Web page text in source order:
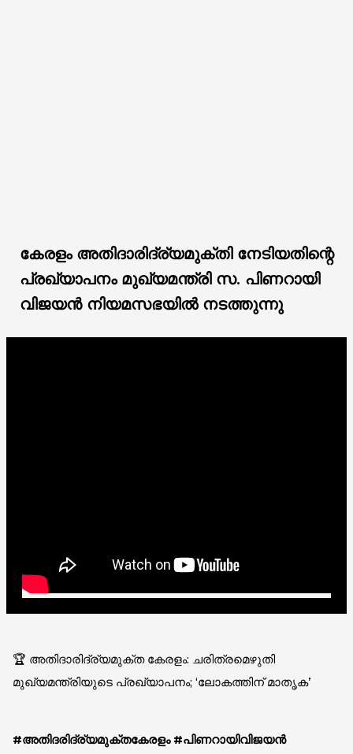
കേരളം അതിദാരിദ്ര്യമുക്തി നേടിയതിന്റെ
പ്രഖ്യാപനം മുഖ്യമന്ത്രി സ. പിണറായി
വിജയൻ നിയമസഭയിൽ നടത്തുന്നു
🏆 അതിദാരിദ്ര്യമുക്ത കേരളം: ചരിത്രമെഴുതി
മുഖ്യമന്ത്രിയുടെ പ്രഖ്യാപനം; ‘ലോകത്തിന് മാതൃക’
#അതിദരിദ്ര്യമുക്തകേരളം #പിണറായിവിജയൻ